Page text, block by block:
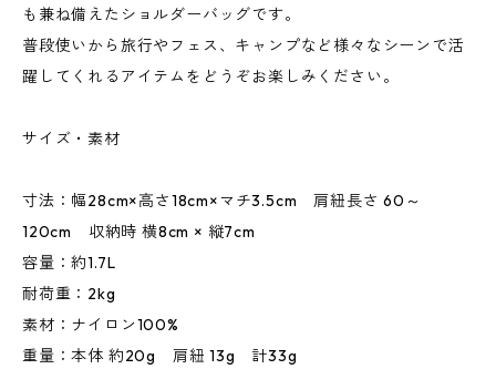
も兼ね備えたショルダーバッグです。
普段使いから旅行やフェス、キャンプなど様々なシーンで活
躍してくれるアイテムをどうぞお楽しみください。
サイズ・素材
寸法：幅28cm×高さ18cm×マチ3.5cm 肩紐長さ 60～
120cm 収納時 横8cm × 縦7cm
容量：約1.7L
耐荷重：2kg
素材：ナイロン100%
重量：本体 約20g 肩紐 13g 計33g